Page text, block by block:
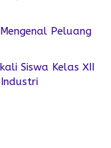
Peluang
Siswa Kelas XII